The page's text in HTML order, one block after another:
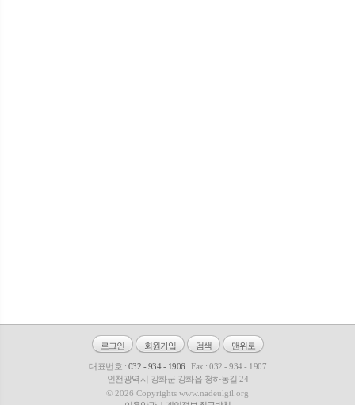
로그인 회원가입 검색 맨위로
대표번호 : 032 - 934 - 1906
Fax : 032 - 934 - 1907
인천광역시 강화군 강화읍 청하동길 24
© 2026 Copyrights www.nadeulgil.org